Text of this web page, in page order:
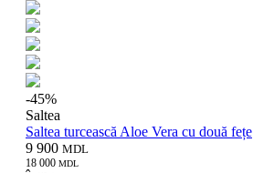
-45%
Saltea
Saltea turcească Aloe Vera cu două fețe
9 900 MDL
18 000 MDL